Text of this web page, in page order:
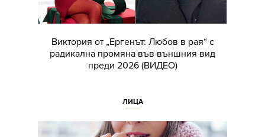
Виктория от „Ергенът: Любов в рая“ с
радикална промяна във външния вид
преди 2026 (ВИДЕО)
ЛИЦА